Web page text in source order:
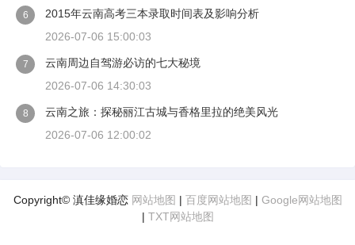
6
2015年云南高考三本录取时间表及影响分析
2026-07-06 15:00:03
7
云南周边自驾游必访的七大秘境
2026-07-06 14:30:03
8
云南之旅：探秘丽江古城与香格里拉的绝美风光
2026-07-06 12:00:02
Copyright© 滇佳缘婚恋 网站地图 | 百度网站地图 | Google网站地图
| TXT网站地图